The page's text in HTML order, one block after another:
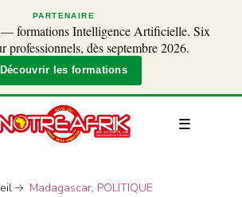
PARTENAIRE
formations Intelligence Artificielle. Six
professionnels, dès septembre 2026.
Découvrir les formations
Madagascar, POLITIQUE